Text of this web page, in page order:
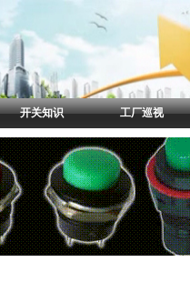
开关知识 工厂巡视